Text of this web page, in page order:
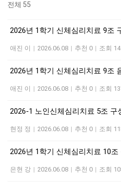
전체 55
2026년 1학기 신체심리치료 9조
애진 이 | 2026.06.08 | 추천 0 | 조회
2026년 1학기 신체심리치료 9조
애진 이 | 2026.06.08 | 추천 0 | 조회
2026-1 노인신체심리치료 5조 구
현정 정 | 2026.06.08 | 추천 0 | 조회
2026년 1학기 신체심리치료 10조
은현 강 | 2026.06.08 | 추천 0 | 조회